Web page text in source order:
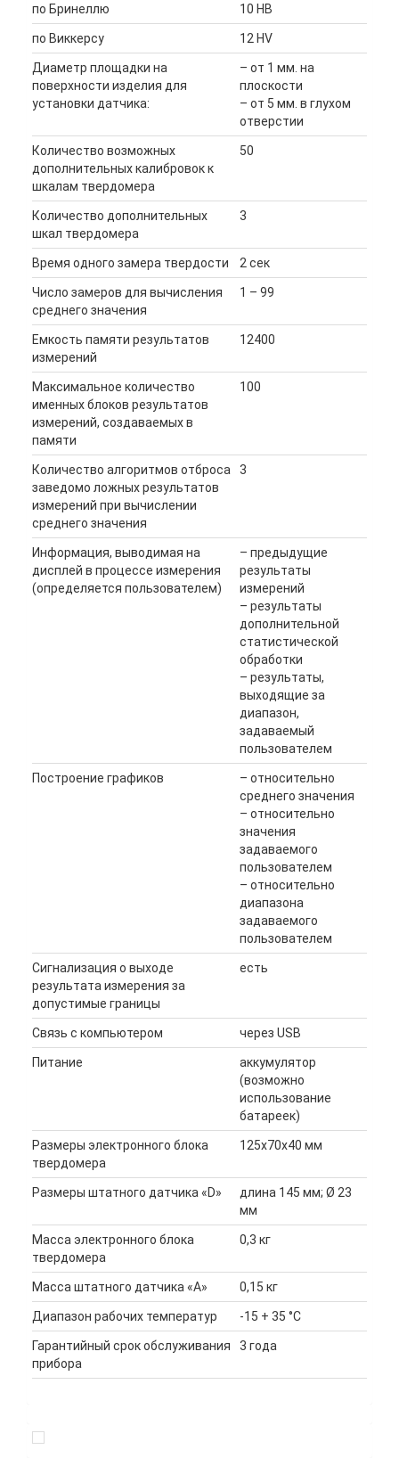
по Бринеллю 10 HB
по Виккерсу 12 HV
Диаметр площадки на
поверхности изделия для
установки датчика:
– от 1 мм. на
плоскости
– от 5 мм. в глухом
отверстии
Количество возможных
дополнительных калибровок к
шкалам твердомера
50
Количество дополнительных
шкал твердомера
3
Время одного замера твердости 2 сек
Число замеров для вычисления
среднего значения
1 – 99
Емкость памяти результатов
измерений
12400
Максимальное количество
именных блоков результатов
измерений, создаваемых в
памяти
100
Количество алгоритмов отброса
заведомо ложных результатов
измерений при вычислении
среднего значения
3
Информация, выводимая на
дисплей в процессе измерения
(определяется пользователем)
– предыдущие
результаты
измерений
– результаты
дополнительной
статистической
обработки
– результаты,
выходящие за
диапазон,
задаваемый
пользователем
Построение графиков
– относительно
среднего значения
– относительно
значения
задаваемого
пользователем
– относительно
диапазона
задаваемого
пользователем
Сигнализация о выходе
результата измерения за
допустимые границы
есть
Связь с компьютером через USB
Питание
аккумулятор
(возможно
использование
батареек)
Размеры электронного блока
твердомера
125x70x40 мм
Размеры штатного датчика «D»
длина 145 мм; Ø 23
мм
Масса электронного блока
твердомера
0,3 кг
Масса штатного датчика «А» 0,15 кг
Диапазон рабочих температур -15 + 35 °С
Гарантийный срок обслуживания
прибора
3 года